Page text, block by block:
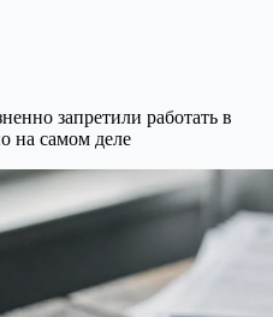
запретили работать в
на самом деле